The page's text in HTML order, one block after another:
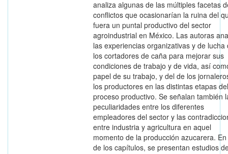
analiza algunas de las múltiples facetas
conflictos que ocasionarían la ruina del
fuera un puntal productivo del sector
agroindustrial en México. Las autoras
las experiencias organizativas y de lucha
los cortadores de caña para mejorar sus
condiciones de trabajo y de vida, así
papel de su trabajo, y del de los
los productores en las distintas etapas del
proceso productivo. Se señalan también
peculiaridades entre los diferentes
empleadores del sector y las
entre industria y agricultura en aquel
momento de la producción azucarera.
de los capítulos, se presentan estudios